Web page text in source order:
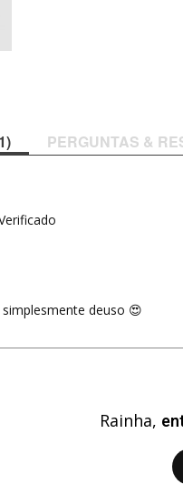
PERGUNTAS &
simplesmente deuso 😍
Rainha,